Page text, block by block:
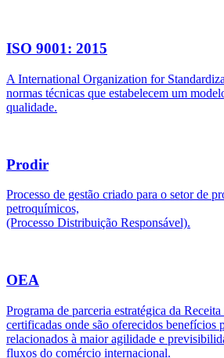
ISO 9001: 2015
A International Organization for
normas técnicas que estabelecem um
qualidade.
Prodir
Processo de gestão criado para o setor de
petroquímicos,
(Processo Distribuição Responsável).
OEA
Programa de parceria estratégica da
certificadas onde são oferecidos benefícios
relacionados à maior agilidade e
fluxos do comércio internacional.